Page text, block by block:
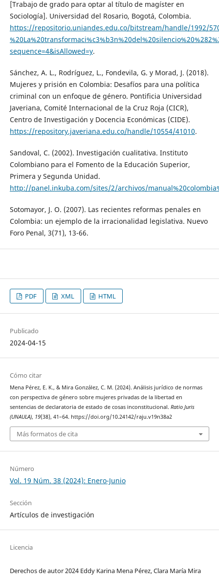
[Trabajo de grado para optar al título de magíster en
Sociología]. Universidad del Rosario, Bogotá, Colombia.
https://repositorio.uniandes.edu.co/bitstream/handle/1992/
sequence=4&isAllowed=y.
Sánchez, A. L., Rodríguez, L., Fondevila, G. y Morad, J. (2018).
Mujeres y prisión en Colombia: Desafíos para una política
criminal con un enfoque de género. Pontificia Universidad
Javeriana, Comité Internacional de la Cruz Roja (CICR),
Centro de Investigación y Docencia Económicas (CIDE).
https://repository.javeriana.edu.co/handle/10554/41010.
Sandoval, C. (2002). Investigación cualitativa. Instituto
Colombiano para el Fomento de la Educación Superior,
Primera y Segunda Unidad.
http://panel.inkuba.com/sites/2/archivos/
Sotomayor, J. O. (2007). Las recientes reformas penales en
Colombia: un ejemplo de la irracionalidad legislativa. Nuevo
Foro Penal, 3(71), 13-66.
PDF XML HTML
Publicado
2024-04-15
Cómo citar
Mena Pérez, E. K., & Mira González, C. M. (2024). Análisis jurídico de normas
con perspectiva de género sobre mujeres privadas de la libertad en
sentencias de declaratoria de estado de cosas inconstitucional. Ratio Juris
(UNAULA), 19(38), 41–64. https://doi.org/10.24142/raju.v19n38a2
Más formatos de cita
Número
Vol. 19 Núm. 38 (2024): Enero-Junio
Sección
Artículos de investigación
Licencia
Derechos de autor 2024 Eddy Karina Mena Pérez, Clara María Mira